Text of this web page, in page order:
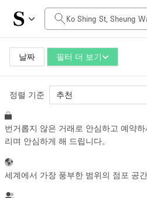
날짜 필터 더 보기
일일 비용
HK$0
공간 크기
100 sq ft
~ 13 명
정렬 기준 추천
번거롭지 않은 거래로 안심하고 예약
리며 안심하게 해 드립니다。
세계에서 가장 풍부한 범위의 점포 공간